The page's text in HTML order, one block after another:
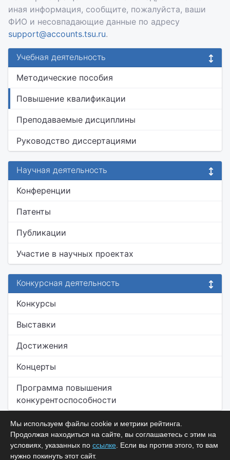
иная информация, сообщите, пожалуйста, ваши
ФИО и несовпадающие данные по адресу
support@accounts.tsu.ru.
Учебная деятельность
Методические пособия
Повышение квалификации
Преподаваемые дисциплины
Руководство диссертациями
Научная деятельность
Конференции
Патенты
Публикации
Участие в научных проектах
Конкурсная деятельность
Конкурсы
Выставки
Достижения
Концерты
Программа повышения
конкурентоспособности
Мы используем файлы cookie и метрики рейтинга.
Продолжая находиться на сайте, вы соглашаетесь с этим на
условиях, указанных по ссылке . Если вы против этого, то вам
нужно покинуть этот сайт.